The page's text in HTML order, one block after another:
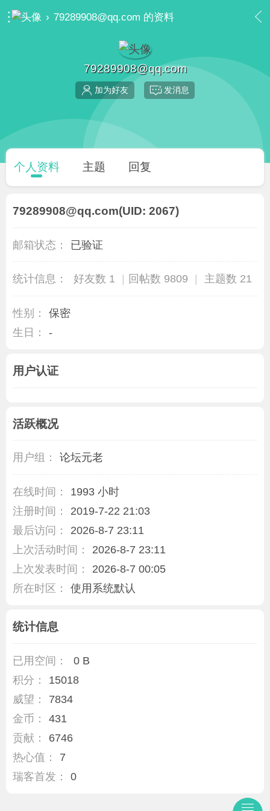
› 79289908@qq.com 的资料
79289908@qq.com
加为好友 发消息
个人资料 主题 回复
79289908@qq.com(UID: 2067)
邮箱状态： 已验证
统计信息： 好友数 1 回帖数 9809 主题数 21
性别：
保密
生日：
-
用户认证
活跃概况
用户组： 论坛元老
在线时间：
1993 小时
注册时间：
2019-7-22 21:03
最后访问：
2026-8-7 23:11
上次活动时间：
2026-8-7 23:11
上次发表时间：
2026-8-7 00:05
所在时区：
使用系统默认
统计信息
已用空间：
0 B
积分：
15018
威望：
7834
金币：
431
贡献：
6746
热心值：
7
瑞客首发：
0